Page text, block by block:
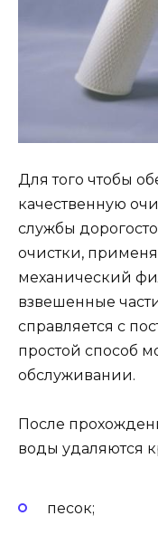
Для того чтобы
качественную
службы
очистки,
механический
взвешенные
справляется с
простой способ
обслуживании.
После
воды удаляются
песок;